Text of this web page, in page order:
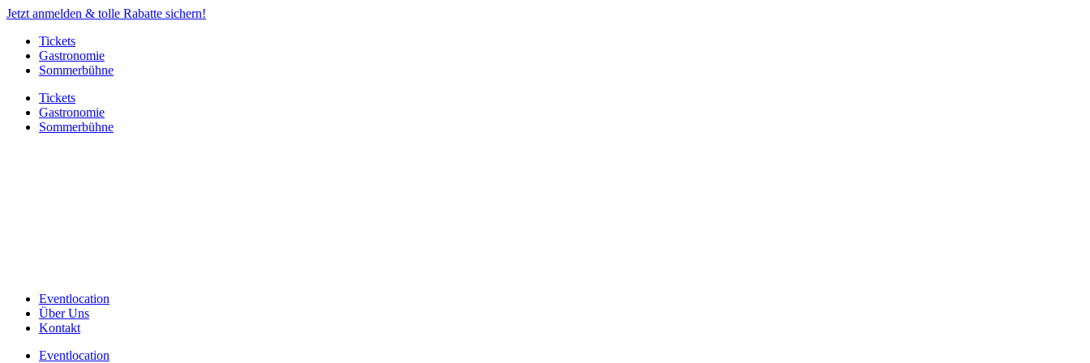
Jetzt anmelden & tolle Rabatte sichern!
Tickets
Gastronomie
Sommerbühne
Tickets
Gastronomie
Sommerbühne
Eventlocation
Über Uns
Kontakt
Eventlocation